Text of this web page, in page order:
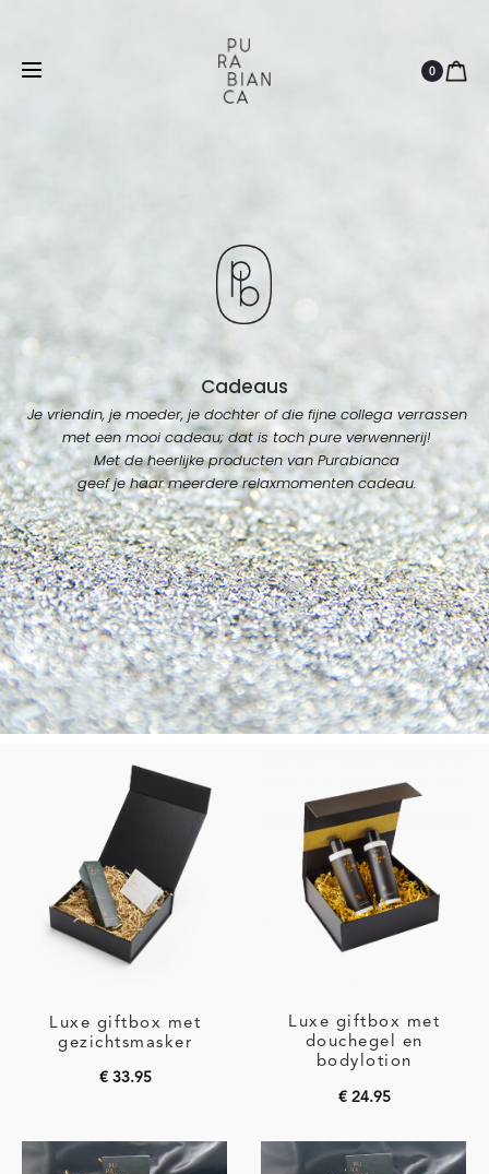
Vegan
Dierproefvrij 0
Cadeaus
Je vriendin, je moeder, je dochter of die fijne collega verrassen
met een mooi cadeau; dat is toch pure verwennerij!
Met de heerlijke producten van Purabianca
geef je haar meerdere relaxmomenten cadeau.
Luxe giftbox met
gezichtsmasker
€33.95
winkelwagen
Luxe giftbox met
douchegel en
bodylotion
€24.95
winkelwagen